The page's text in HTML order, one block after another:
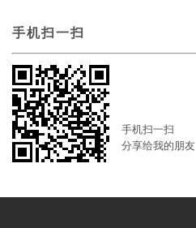
手机扫一扫
手机扫一扫
分享给我的朋友